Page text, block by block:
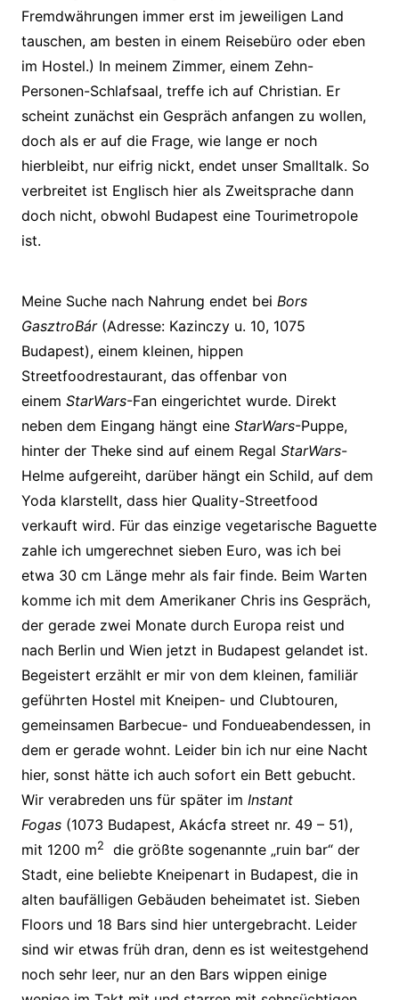
Fremdwährungen immer erst im jeweiligen Land
tauschen, am besten in einem Reisebüro oder eben
im Hostel.) In meinem Zimmer, einem Zehn-
Personen-Schlafsaal, treffe ich auf Christian. Er
scheint zunächst ein Gespräch anfangen zu wollen,
doch als er auf die Frage, wie lange er noch
hierbleibt, nur eifrig nickt, endet unser Smalltalk. So
verbreitet ist Englisch hier als Zweitsprache dann
doch nicht, obwohl Budapest eine Tourimetropole
ist.
Meine Suche nach Nahrung endet bei Bors
GasztroBár(Adresse: Kazinczy u. 10, 1075
Budapest), einem kleinen, hippen
Streetfoodrestaurant, das offenbar von
einem StarWars-Fan eingerichtet wurde. Direkt
neben dem Eingang hängt eine StarWars-Puppe,
hinter der Theke sind auf einem Regal StarWars-
Helme aufgereiht, darüber hängt ein Schild, auf dem
Yoda klarstellt, dass hier Quality-Streetfood
verkauft wird. Für das einzige vegetarische Baguette
zahle ich umgerechnet sieben Euro, was ich bei
etwa 30 cm Länge mehr als fair finde. Beim Warten
komme ich mit dem Amerikaner Chris ins Gespräch,
der gerade zwei Monate durch Europa reist und
nach Berlin und Wien jetzt in Budapest gelandet ist.
Begeistert erzählt er mir von dem kleinen, familiär
geführten Hostel mit Kneipen- und Clubtouren,
gemeinsamen Barbecue- und Fondueabendessen, in
dem er gerade wohnt. Leider bin ich nur eine Nacht
hier, sonst hätte ich auch sofort ein Bett gebucht.
Wir verabreden uns für später im Instant
Fogas(1073 Budapest, Akácfa street nr. 49 – 51),
mit 1200 m2
die größte sogenannte „ruin bar“ der
Stadt, eine beliebte Kneipenart in Budapest, die in
alten baufälligen Gebäuden beheimatet ist. Sieben
Floors und 18 Bars sind hier untergebracht. Leider
sind wir etwas früh dran, denn es ist weitestgehend
noch sehr leer, nur an den Bars wippen einige